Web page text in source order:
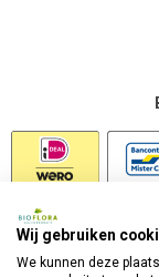
Wij gebruiken
We kunnen deze